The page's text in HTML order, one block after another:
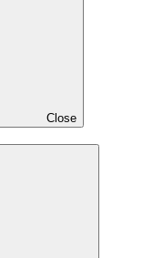
Close